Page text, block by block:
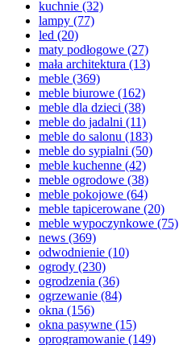
kuchnie (32)
lampy (77)
led (20)
maty podłogowe (27)
mała architektura (13)
meble (369)
meble biurowe (162)
meble dla dzieci (38)
meble do jadalni (11)
meble do salonu (183)
meble do sypialni (50)
meble kuchenne (42)
meble ogrodowe (38)
meble pokojowe (64)
meble tapicerowane (20)
meble wypoczynkowe (75)
news (369)
odwodnienie (10)
ogrody (230)
ogrodzenia (36)
ogrzewanie (84)
okna (156)
okna pasywne (15)
oprogramowanie (149)